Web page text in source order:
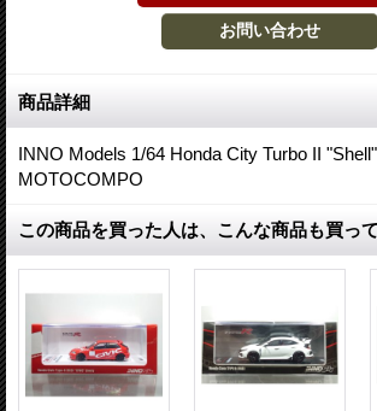
商品詳細
INNO Models 1/64 Honda City Turbo II
MOTOCOMPO
この商品を買った人は、こんな商品も買っ